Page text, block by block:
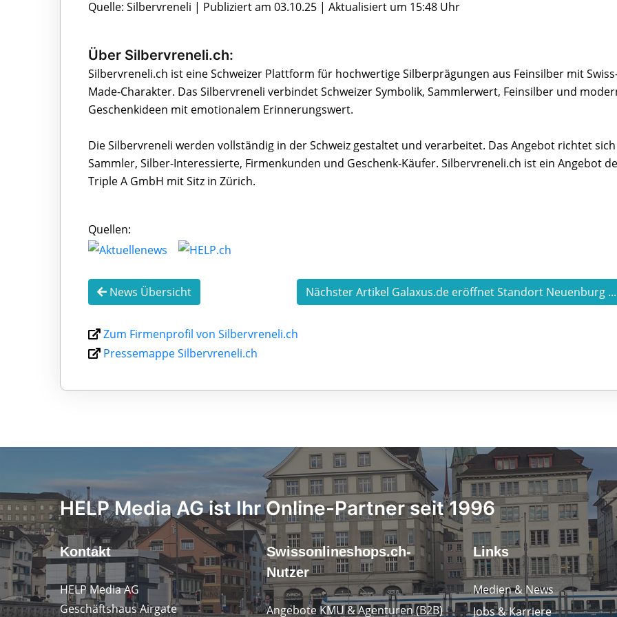
Quelle: Silbervreneli | Publiziert am 03.10.25 | Aktualisiert um 15:48 Uhr
Über Silbervreneli.ch:
Silbervreneli.ch ist eine Schweizer Plattform für hochwertige Silberprägungen aus Feinsilber mit
Made-Charakter. Das Silbervreneli verbindet Schweizer Symbolik, Sammlerwert, Feinsilber und
Geschenkideen mit emotionalem Erinnerungswert.
Die Silbervreneli werden vollständig in der Schweiz gestaltet und verarbeitet. Das Angebot richtet
Sammler, Silber-Interessierte, Firmenkunden und Geschenk-Käufer. Silbervreneli.ch ist ein Angebot
Triple A GmbH mit Sitz in Zürich.
Quellen:
News Übersicht Nächster Artikel Galaxus.de eröffnet Standort Neuenburg ...
Zum Firmenprofil von Silbervreneli.ch
Pressemappe Silbervreneli.ch
HELP Media AG ist Ihr Online-Partner seit 1996
Kontakt
HELP Media AG
Geschäftshaus Airgate
Swissonlineshops.ch-
Nutzer
Angebote KMU & Agenturen (B2B)
Links
Medien & News
Jobs & Karriere